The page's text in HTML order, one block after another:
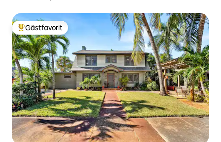
Populär gästfavorit
Gästfavorit